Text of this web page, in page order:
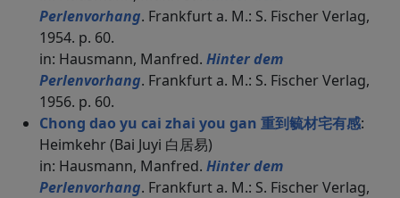
Perlenvorhang. Frankfurt a. M.: S. Fischer Verlag,
1954. p. 60.
in: Hausmann, Manfred. Hinter dem
Perlenvorhang. Frankfurt a. M.: S. Fischer Verlag,
1956. p. 60.
Chong dao yu cai zhai you gan 重到毓材宅有感:
Heimkehr (Bai Juyi 白居易)
in: Hausmann, Manfred. Hinter dem
Perlenvorhang. Frankfurt a. M.: S. Fischer Verlag,